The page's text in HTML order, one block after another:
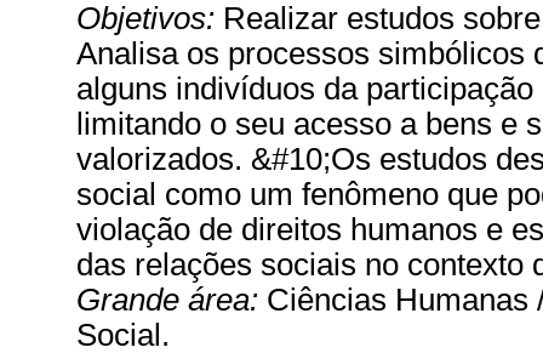
Objetivos: Realizar estudos
Analisa os processos simbólicos
alguns indivíduos da
limitando o seu acesso a bens e
valorizados. &#10;Os estudos
social como um fenômeno que
violação de direitos humanos e
das relações sociais no contexto
Grande área: Ciências Humanas
Social.